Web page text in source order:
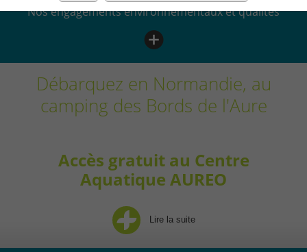
Nos engagements environnementaux et qualités
Débarquez en Normandie, au
camping des Bords de l'Aure
Accès gratuit au Centre
Aquatique AUREO
Lire la suite